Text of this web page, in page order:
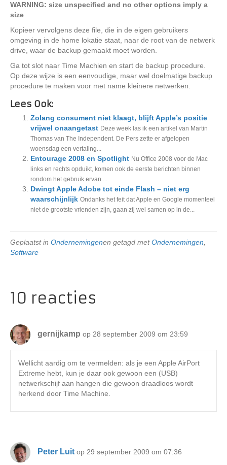
WARNING: size unspecified and no other options imply a
size
Kopieer vervolgens deze file, die in de eigen gebruikers
omgeving in de home lokatie staat, naar de root van de netwerk
drive, waar de backup gemaakt moet worden.
Ga tot slot naar Time Machien en start de backup procedure.
Op deze wijze is een eenvoudige, maar wel doelmatige backup
procedure te maken voor met name kleinere netwerken.
Lees Ook:
Zolang consument niet klaagt, blijft Apple’s positie
vrijwel onaangetast Deze week las ik een artikel van Martin
Thomas van The Independent. De Pers zette er afgelopen
woensdag een vertaling...
Entourage 2008 en Spotlight Nu Office 2008 voor de Mac
links en rechts opduikt, komen ook de eerste berichten binnen
rondom het gebruik ervan....
Dwingt Apple Adobe tot einde Flash – niet erg
waarschijnlijk Ondanks het feit dat Apple en Google momenteel
niet de grootste vrienden zijn, gaan zij wel samen op in de...
Geplaatst in Ondernemingenen getagd metOndernemingen
Software
10 reacties
gernijkamp op 28 september 2009 om 23:59
Wellicht aardig om te vermelden: als je een Apple AirPort
Extreme hebt, kun je daar ook gewoon een (USB)
netwerkschijf aan hangen die gewoon draadloos wordt
herkend door Time Machine.
Peter Luit op 29 september 2009 om 07:36